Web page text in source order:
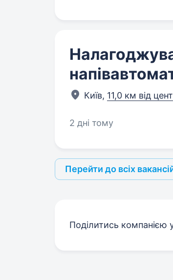
Київ, 11,0 км від
2 дні тому
Перейти до всіх
Поділитись компанією